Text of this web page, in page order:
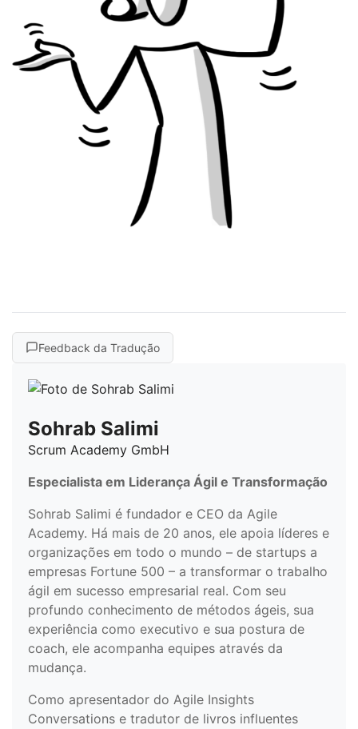
Feedback da Tradução
Sohrab Salimi
Scrum Academy GmbH
Especialista em Liderança Ágil e Transformação
Sohrab Salimi é fundador e CEO da Agile
Academy. Há mais de 20 anos, ele apoia líderes e
organizações em todo o mundo – de startups a
empresas Fortune 500 – a transformar o trabalho
ágil em sucesso empresarial real. Com seu
profundo conhecimento de métodos ágeis, sua
experiência como executivo e sua postura de
coach, ele acompanha equipes através da
mudança.
Como apresentador do Agile Insights
Conversations e tradutor de livros influentes